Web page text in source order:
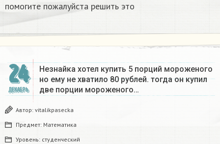
помогите пожалуйста решить это
24
ДЕКАБРЬ
Незнайка хотел купить 5 порций мороженого
но ему не хватило 80 рублей. тогда он купил
две порции мороженого…
Автор: vitalikpasecka
Предмет: Математика
Уровень: студенческий